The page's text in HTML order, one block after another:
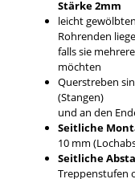
Stärke 2mm
leicht
Rohrenden
falls sie
möchten
Querstreben
(Stangen)
und an den
Seitliche
10 mm
Seitliche
Treppenstufen